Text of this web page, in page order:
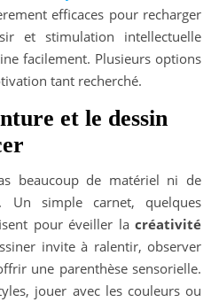
efficaces pour recharger
et stimulation intellectuelle
facilement. Plusieurs options
tant recherché.
et le dessin
beaucoup de matériel ni de
Un simple carnet, quelques
pour éveiller la créativité
invite à ralentir, observer
une parenthèse sensorielle.
jouer avec les couleurs ou